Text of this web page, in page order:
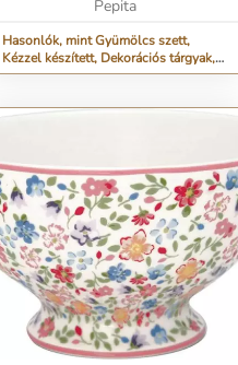
készültek és gondosan
Pepita
Hasonlók, mint Gyümölcs szett,
Kézzel készített, Dekorációs tárgyak,
Golgotavirá...